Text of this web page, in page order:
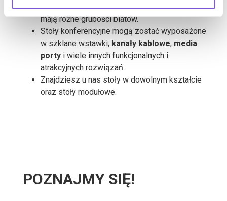
dostępne są w różnorodnej kolorystyce oraz
mają różne grubości blatów.
Stoły konferencyjne mogą zostać wyposażone
w szklane wstawki, kanały kablowe, media
porty i wiele innych funkcjonalnych i
atrakcyjnych rozwiązań.
Znajdziesz u nas stoły w dowolnym kształcie
oraz stoły modułowe.
POZNAJMY SIĘ!